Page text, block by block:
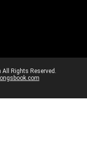
Rights Reserved.